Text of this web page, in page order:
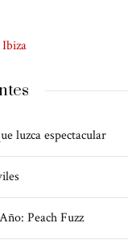
luzca espectacular
Peach Fuzz